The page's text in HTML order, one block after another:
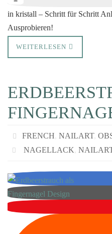
in kristall – Schritt für Schritt
Ausprobieren!
WEITERLESEN
FRENCH, NAILART,
NAGELLACK,